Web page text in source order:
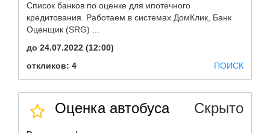
Список банков по оценке для ипотечного
кредитования. Работаем в системах ДомКлик, Банк
Оценщик (SRG) ...
до 24.07.2022 (12:00)
откликов: 4
ПОИСК
Оценка автобуса Скрыто